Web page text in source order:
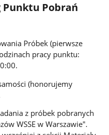
Punktu Pobrań
Próbek (pierwsze
pracy punktu:
(honorujemy
z próbek pobranych
WSSE w Warszawie".